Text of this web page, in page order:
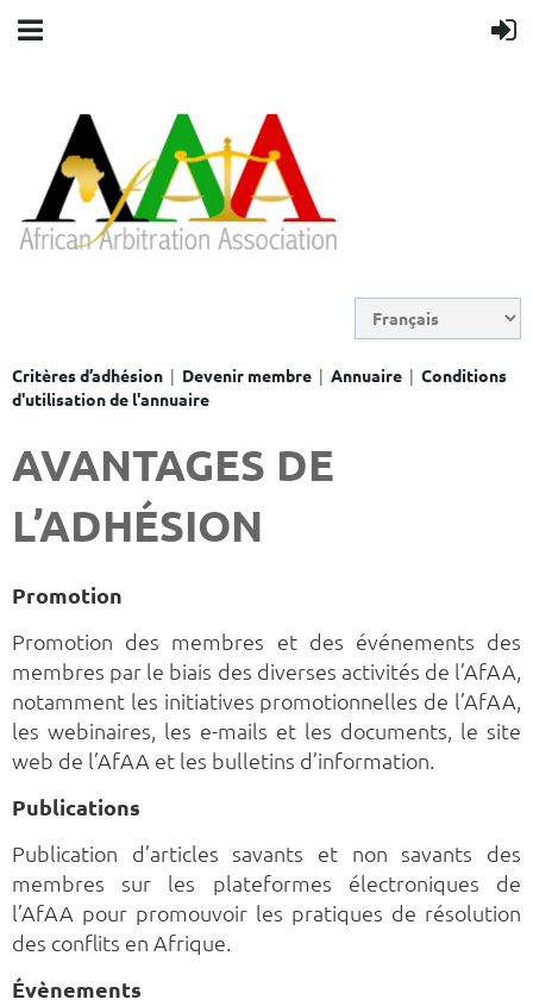
Critères d’adhésion | Devenir membre | Annuaire | Conditions
d'utilisation de l'annuaire
AVANTAGES DE
L’ADHÉSION
Promotion
Promotion des membres et des événements des
membres par le biais des diverses activités de l’AfAA,
notamment les initiatives promotionnelles de l’AfAA,
les webinaires, les e-mails et les documents, le site
web de l’AfAA et les bulletins d’information.
Publications
Publication d’articles savants et non savants des
membres sur les plateformes électroniques de
l’AfAA pour promouvoir les pratiques de résolution
des conflits en Afrique.
Évènements